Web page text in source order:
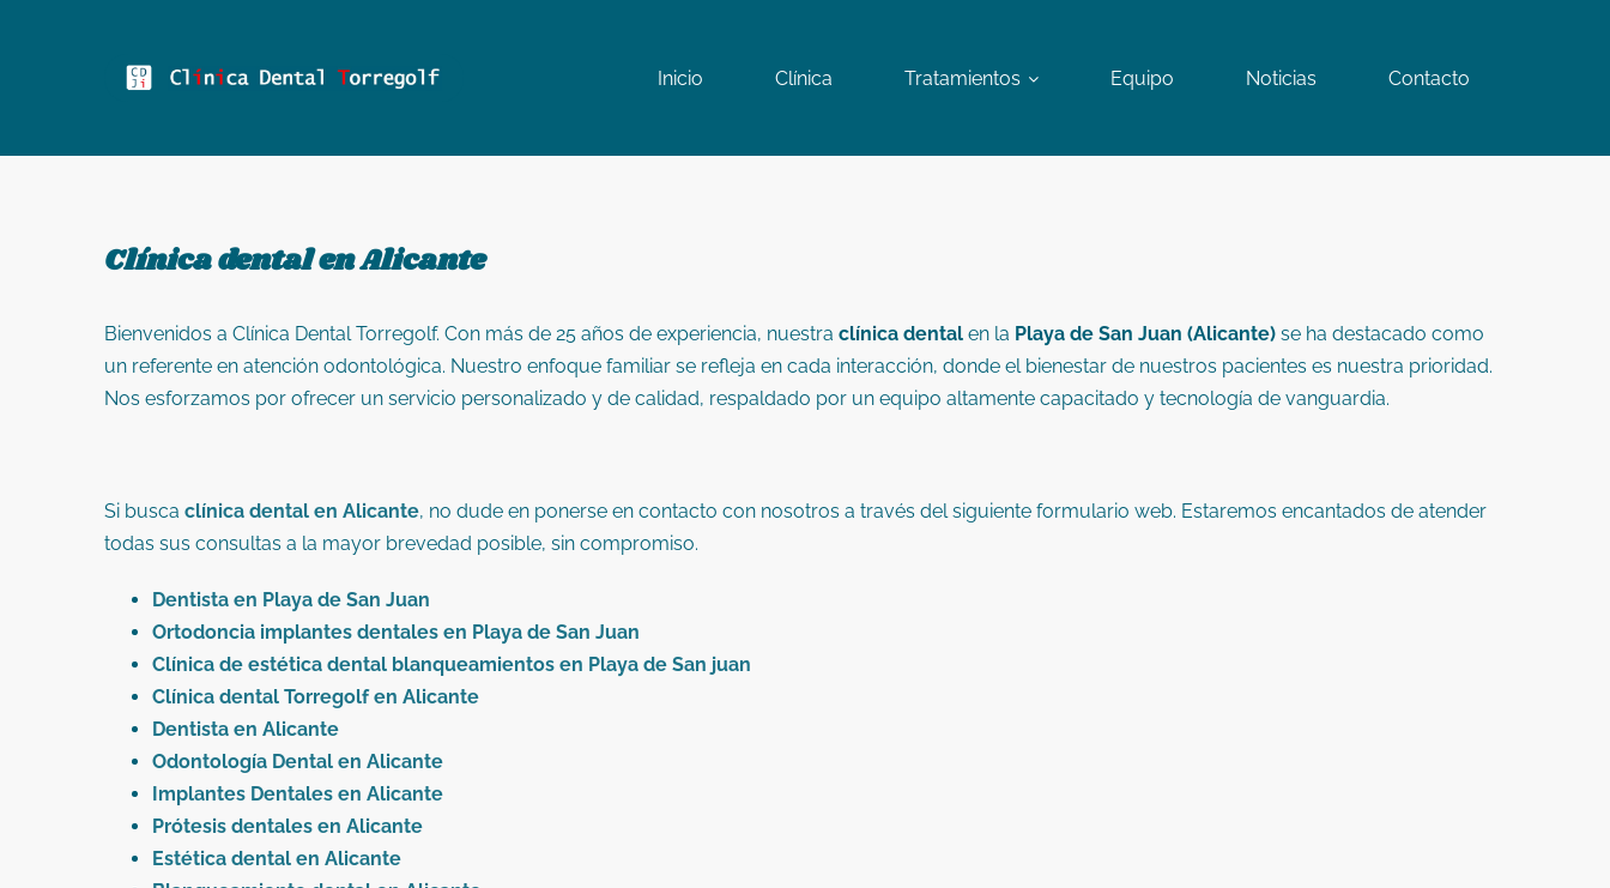
Inicio Clínica Tratamientos Equipo Noticias Contacto
Clínica dental en Alicante
Bienvenidos a Clínica Dental Torregolf. Con más de 25 años de experiencia, nuestra clínica dental en la Playa de San Juan (Alicante) se ha destacado como
un referente en atención odontológica. Nuestro enfoque familiar se refleja en cada interacción, donde el bienestar de nuestros pacientes es nuestra prioridad.
Nos esforzamos por ofrecer un servicio personalizado y de calidad, respaldado por un equipo altamente capacitado y tecnología de vanguardia.
Si busca clínica dental en Alicante, no dude en ponerse en contacto con nosotros a través del siguiente formulario web. Estaremos encantados de atender
todas sus consultas a la mayor brevedad posible, sin compromiso.
Dentista en Playa de San Juan
Ortodoncia implantes dentales en Playa de San Juan
Clínica de estética dental blanqueamientos en Playa de San juan
Clínica dental Torregolf en Alicante
Dentista en Alicante
Odontología Dental en Alicante
Implantes Dentales en Alicante
Prótesis dentales en Alicante
Estética dental en Alicante